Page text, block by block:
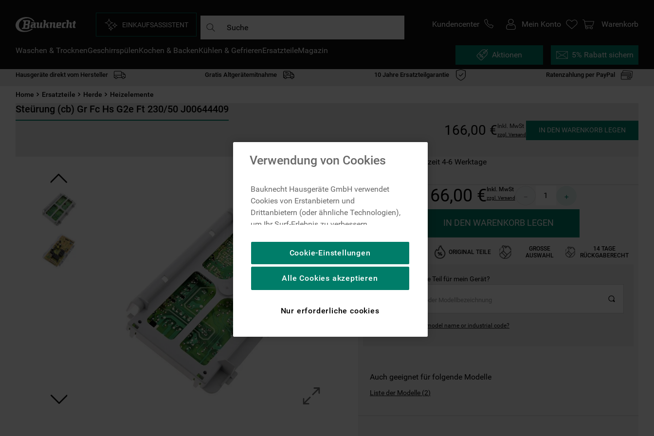
EINKAUFSASSISTENT Kundencenter Mein Konto Warenkorb
Waschen & TrocknenGeschirrspülenKochen & BackenKühlen & GefrierenErsatzteileMagazin Aktionen 5% Rabatt sichern
Hausgeräte direkt vom Hersteller Gratis Altgerätemitnahme 10 Jahre Ersatzteilgarantie Ratenzahlung per PayPal
Home Ersatzteile Herde Heizelemente
Steürung (cb) Gr Fc Hs G2e Ft 230/50 J00644409
166,00 € Inkl. MwSt
zzgl. Versand
IN DEN WARENKORB LEGEN
Auf Lager: Lieferzeit 4-6 Werktage
166,00 €Inkl. MwSt
zzgl. Versand ＋
IN DEN WARENKORB LEGEN
ORIGINAL TEILE
GROSSE A
USWAHL
14 TAGE
RÜCKGABERECHT
Ist dies das richtige Teil für mein Gerät?
Where can I find the model name or industrial code?
Auch geeignet für folgende Modelle
Liste der Modelle (2)
Verwendung von Cookies
Bauknecht Hausgeräte GmbH verwendet
Cookies von Erstanbietern und
Drittanbietern (oder ähnliche Technologien),
um Ihr Surf-Erlebnis zu verbessern
um die redaktionellen Inhalte der Website
basierend auf Ihrer Nutzung der Website zu
personalisieren, die Funktionalität der
spezifische Funktionen anzubieten
Werbung basierend auf Ihren
(einschließlich über Drittanbieter und auf
anderen Websites oder sozialen
Plattformen, beispielsweise Google LLC –
Cookie-Einstellungen
Nur erforderliche cookies
Alle Cookies akzeptieren
DIE HÄUFIGSTEN SUCHANFRAGEN
gefrierschrank
kühl-gefrierkombination freistehend